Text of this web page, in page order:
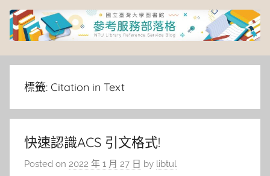
Skip
content
臺
灣
大
學
標籤: Citation in Text
快速認識ACS 引文格式!
Posted on 2022 年 1 月 27 日 by libtul